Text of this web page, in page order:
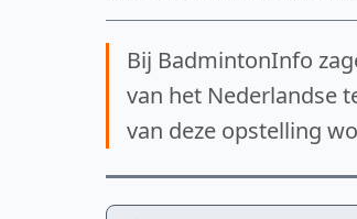
Bij BadmintonInfo
van het Nederlandse
van deze opstelling